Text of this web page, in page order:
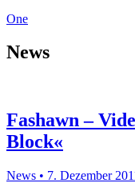
One
News
Fashawn –
Block«
News • 7. Dezember